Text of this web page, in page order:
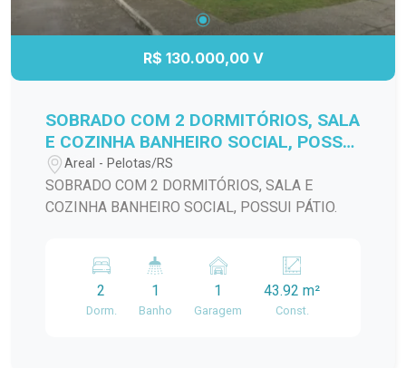
R$ 130.000,00 V
SOBRADO COM 2 DORMITÓRIOS, SALA
E COZINHA BANHEIRO SOCIAL, POSSUI
PÁTIO.
Areal - Pelotas/RS
SOBRADO COM 2 DORMITÓRIOS, SALA E
COZINHA BANHEIRO SOCIAL, POSSUI PÁTIO.
2
Dorm.
1
Banho
1
Garagem
43.92 m²
Const.